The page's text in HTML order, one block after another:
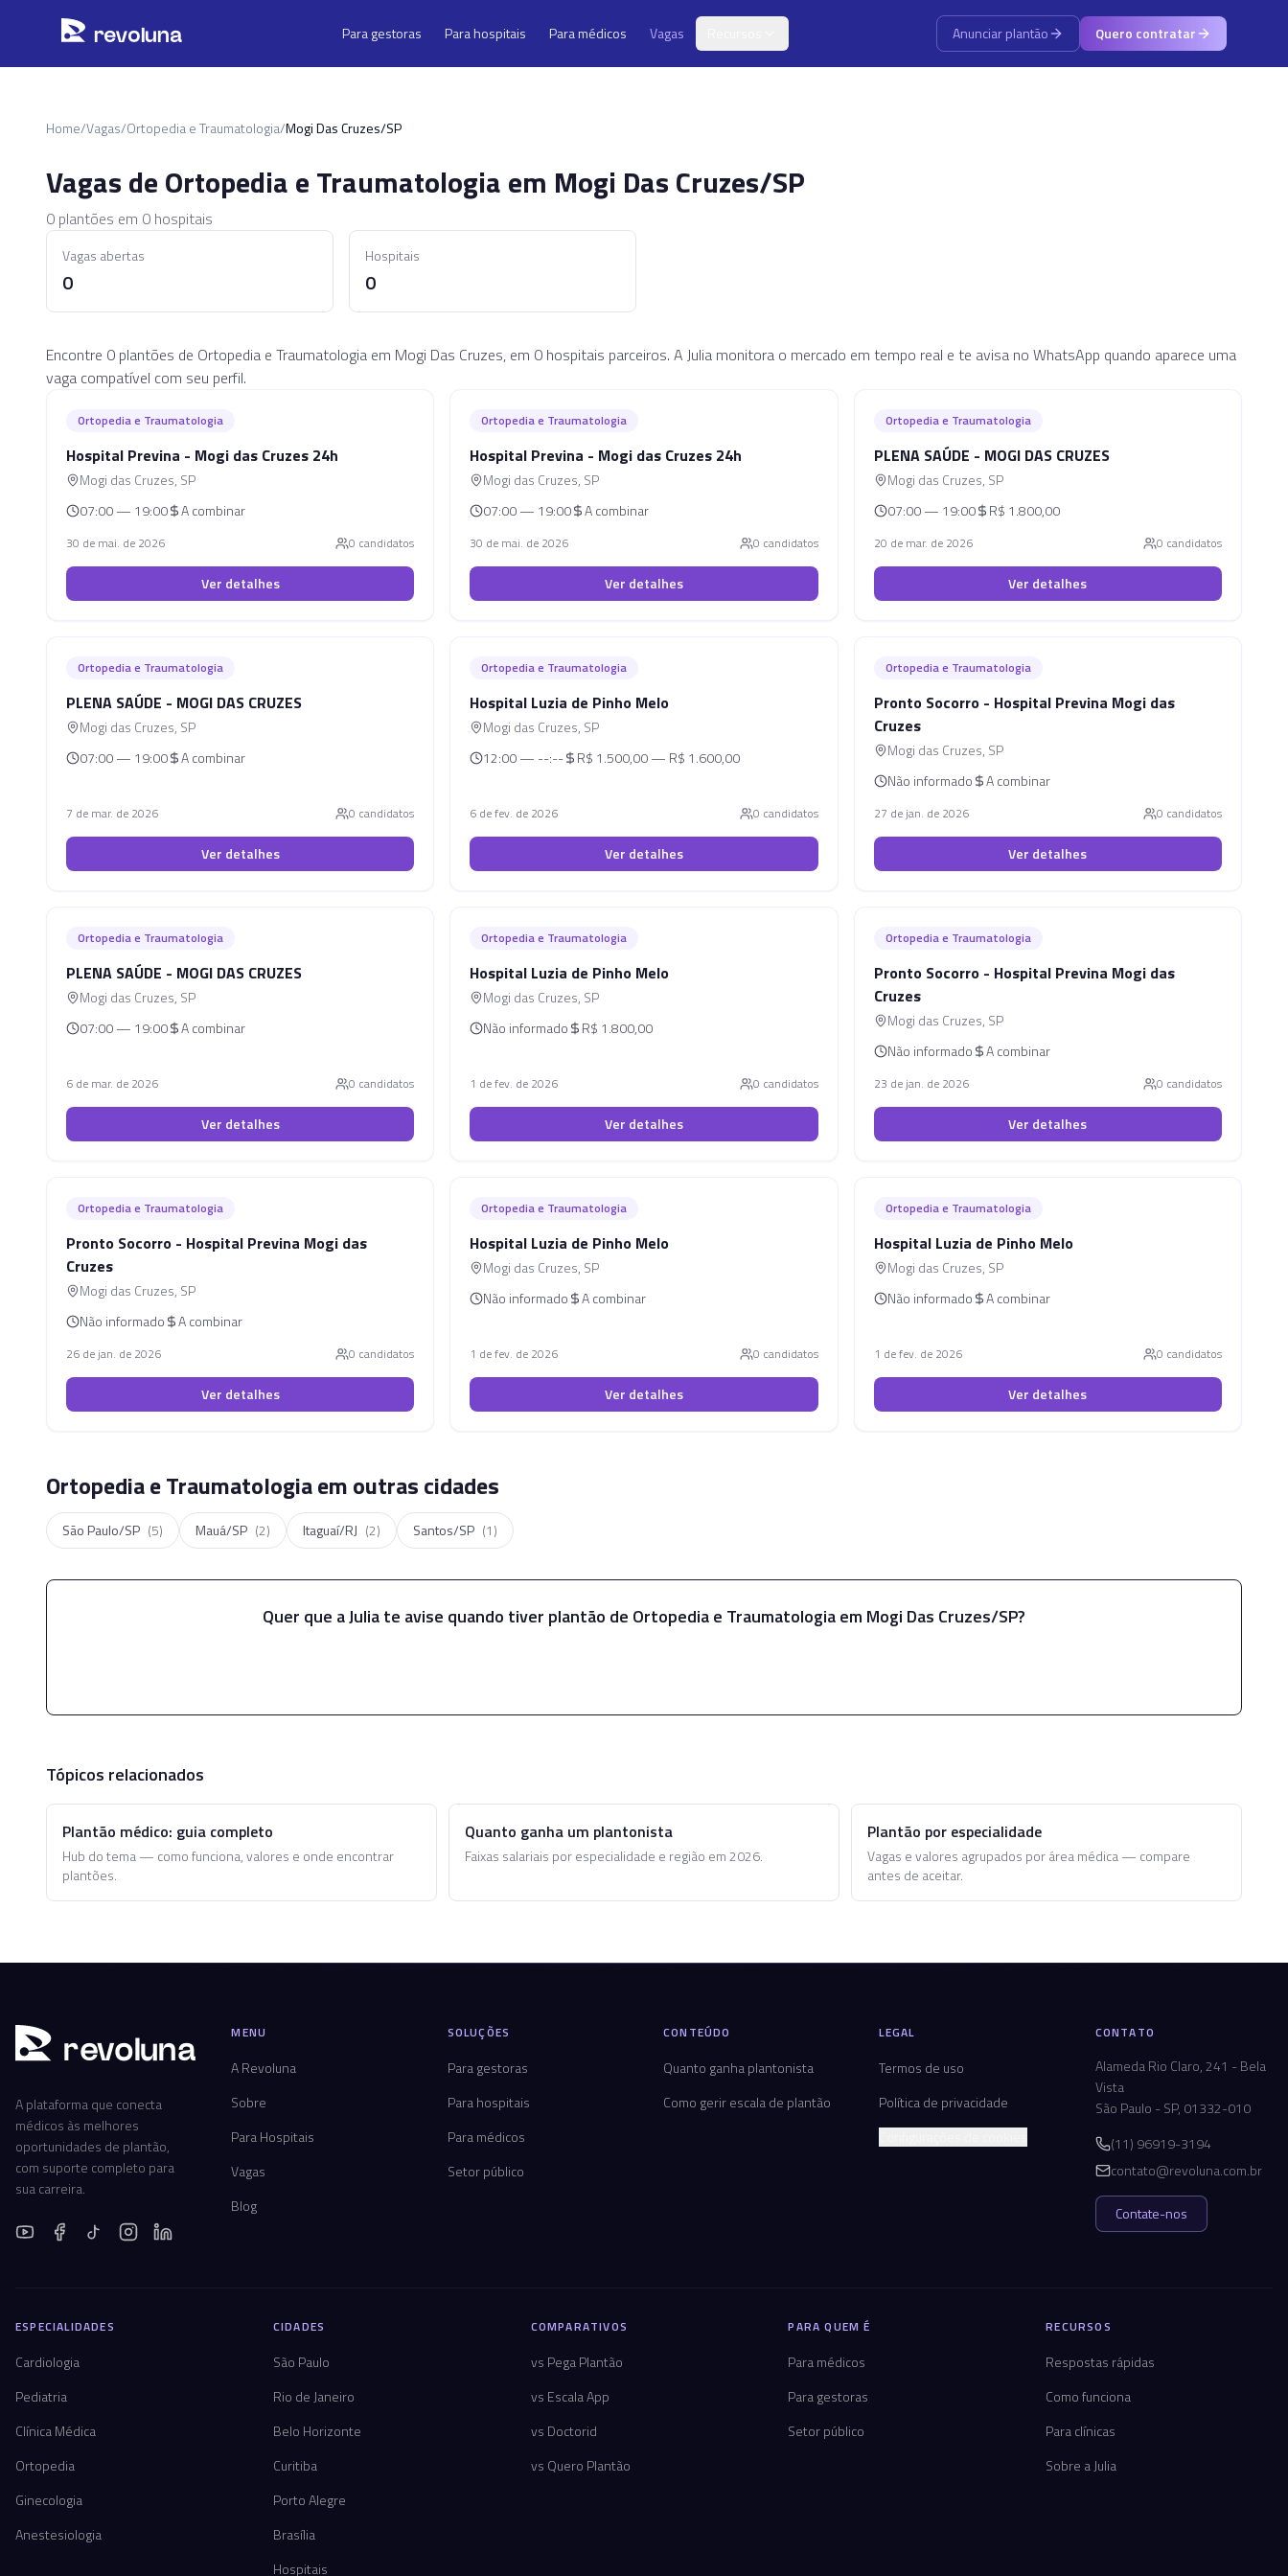
revoluna Para gestoras Para hospitais Para médicos Vagas Anunciar plantão Quero contratar
Home/Vagas/Ortopedia e Traumatologia/Mogi Das Cruzes/SP
Vagas deOrtopedia e Traumatologiaem Mogi Das Cruzes/SP
0 plantões em 0 hospitais
Vagas abertas
0
Hospitais
0
Encontre 0 plantões de Ortopedia e Traumatologia em Mogi Das Cruzes, em 0 hospitais parceiros. A Julia monitora o mercado em tempo real e te avisa no WhatsApp quando aparece uma
vaga compatível com seu perfil.
Ortopedia e Traumatologia
Hospital Previna - Mogi das Cruzes 24h
Mogi das Cruzes, SP
07:00 — 19:00
A combinar
30 de mai. de 2026 0 candidatos
Ver detalhes
Ortopedia e Traumatologia
Hospital Previna - Mogi das Cruzes 24h
Mogi das Cruzes, SP
07:00 — 19:00
A combinar
30 de mai. de 2026 0 candidatos
Ver detalhes
Ortopedia e Traumatologia
PLENA SAÚDE - MOGI DAS CRUZES
Mogi das Cruzes, SP
07:00 — 19:00
R$ 1.800,00
20 de mar. de 2026 0 candidatos
Ver detalhes
Ortopedia e Traumatologia
PLENA SAÚDE - MOGI DAS CRUZES
Mogi das Cruzes, SP
07:00 — 19:00
A combinar
7 de mar. de 2026 0 candidatos
Ver detalhes
Ortopedia e Traumatologia
Hospital Luzia de Pinho Melo
Mogi das Cruzes, SP
12:00 — --:--
R$ 1.500,00 — R$ 1.600,00
6 de fev. de 2026 0 candidatos
Ver detalhes
Ortopedia e Traumatologia
Pronto Socorro - Hospital Previna Mogi das
Cruzes
Mogi das Cruzes, SP
Não informado
A combinar
27 de jan. de 2026 0 candidatos
Ver detalhes
Ortopedia e Traumatologia
PLENA SAÚDE - MOGI DAS CRUZES
Mogi das Cruzes, SP
07:00 — 19:00
A combinar
6 de mar. de 2026 0 candidatos
Ver detalhes
Ortopedia e Traumatologia
Hospital Luzia de Pinho Melo
Mogi das Cruzes, SP
Não informado
R$ 1.800,00
1 de fev. de 2026 0 candidatos
Ver detalhes
Ortopedia e Traumatologia
Pronto Socorro - Hospital Previna Mogi das
Cruzes
Mogi das Cruzes, SP
Não informado
A combinar
23 de jan. de 2026 0 candidatos
Ver detalhes
Ortopedia e Traumatologia
Pronto Socorro - Hospital Previna Mogi das
Cruzes
Mogi das Cruzes, SP
Não informado
A combinar
26 de jan. de 2026 0 candidatos
Ver detalhes
Ortopedia e Traumatologia
Hospital Luzia de Pinho Melo
Mogi das Cruzes, SP
Não informado
A combinar
1 de fev. de 2026 0 candidatos
Ver detalhes
Ortopedia e Traumatologia
Hospital Luzia de Pinho Melo
Mogi das Cruzes, SP
Não informado
A combinar
1 de fev. de 2026 0 candidatos
Ver detalhes
Ortopedia e Traumatologia em outras cidades
São Paulo/SP (5) Mauá/SP (2) Itaguaí/RJ (2) Santos/SP (1)
Quer que a Julia te avise quando tiver plantão de Ortopedia e Traumatologiaem Mogi Das Cruzes/SP?
Tópicos relacionados
Plantão médico: guia completo
Hub do tema — como funciona, valores e onde encontrar
plantões.
Quanto ganha um plantonista
Faixas salariais por especialidade e região em 2026.
Plantão por especialidade
Vagas e valores agrupados por área médica — compare
antes de aceitar.
revoluna
A plataforma que conecta
médicos às melhores
oportunidades de plantão,
com suporte completo para
sua carreira.
MENU
A Revoluna
Sobre
Para Hospitais
Vagas
Blog
SOLUÇÕES
Para gestoras
Para hospitais
Para médicos
Setor público
CONTEÚDO
Quanto ganha plantonista
Como gerir escala de plantão
LEGAL
Termos de uso
Política de privacidade
CONTATO
Alameda Rio Claro, 241 - Bela
Vista
São Paulo - SP, 01332-010
(11) 96919-3194
contato@revoluna.com.br
Contate-nos
ESPECIALIDADES
Cardiologia
Pediatria
Clínica Médica
Ortopedia
Ginecologia
Anestesiologia
CIDADES
São Paulo
Rio de Janeiro
Belo Horizonte
Curitiba
Porto Alegre
Brasília
Hospitais
COMPARATIVOS
vs Pega Plantão
vs Escala App
vs Doctorid
vs Quero Plantão
PARA QUEM É
Para médicos
Para gestoras
Setor público
RECURSOS
Respostas rápidas
Como funciona
Para clínicas
Sobre a Julia